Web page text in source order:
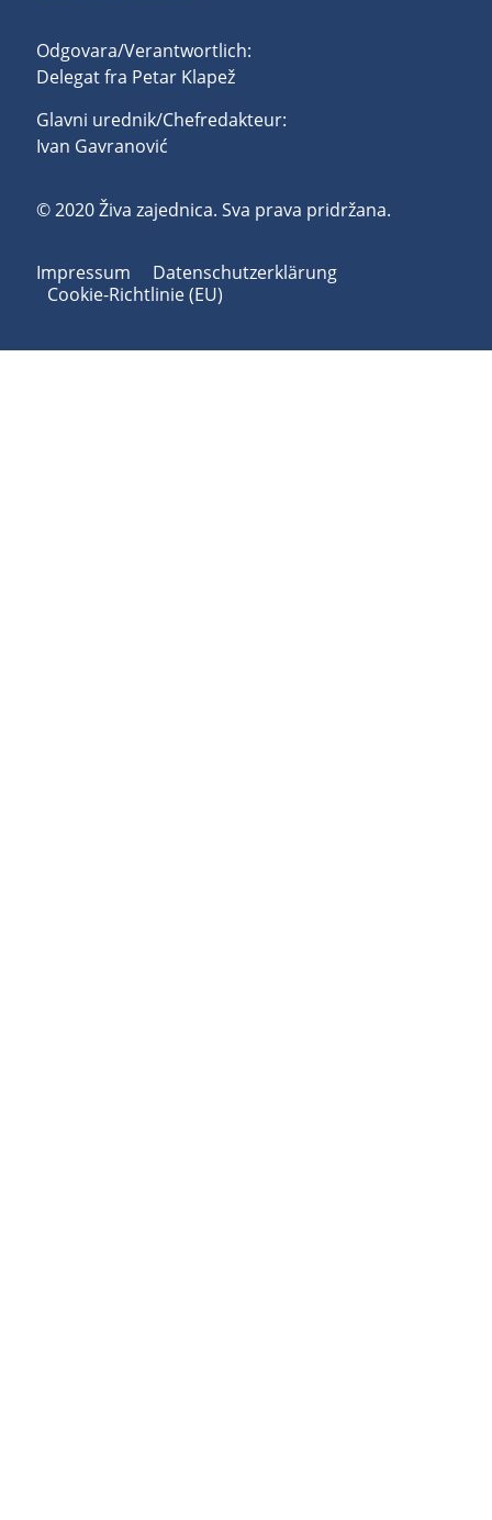
Odgovara/Verantwortlich:
Delegat fra Petar Klapež
Glavni urednik/Chefredakteur:
Ivan Gavranović
© 2020 Živa zajednica. Sva prava pridržana.
Impressum
Datenschutzerklärung
Cookie-Richtlinie (EU)